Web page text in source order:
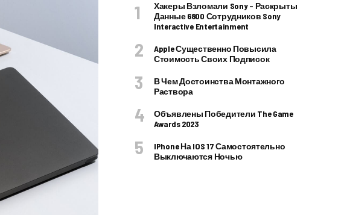
Хакеры Взломали Sony – Раскрыты
Данные 6800 Сотрудников Sony
Interactive Entertainment
Apple Существенно Повысила
Стоимость Своих Подписок
В Чем Достоинства Монтажного
Раствора
Объявлены Победители The Game
Awards 2023
IPhone На IOS 17 Самостоятельно
Выключаются Ночью